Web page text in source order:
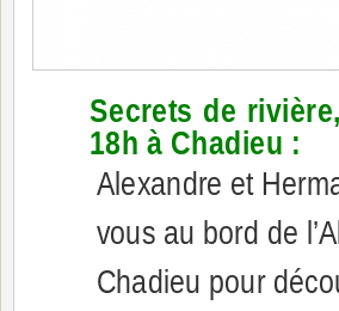
Secrets de
18h à Chadieu :
Alexandre et
vous au bord de
Chadieu pour